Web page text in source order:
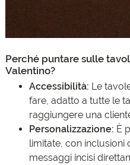
Perché puntare sulle
Valentino?
Accessibilità: Le
fare, adatto a tutte le
raggiungere una
Personalizzazione: È
limitate, con inclusioni
messaggi incisi